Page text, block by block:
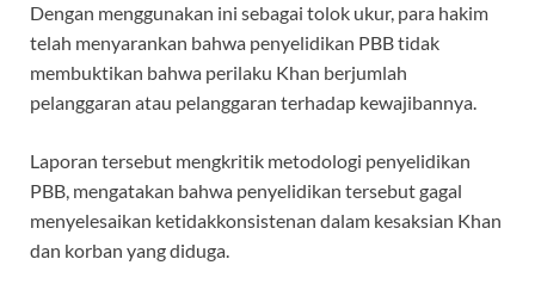
Dengan menggunakan ini sebagai tolok ukur, para hakim
telah menyarankan bahwa penyelidikan PBB tidak
membuktikan bahwa perilaku Khan berjumlah
pelanggaran atau pelanggaran terhadap kewajibannya.
Laporan tersebut mengkritik metodologi penyelidikan
PBB, mengatakan bahwa penyelidikan tersebut gagal
menyelesaikan ketidakkonsistenan dalam kesaksian Khan
dan korban yang diduga.